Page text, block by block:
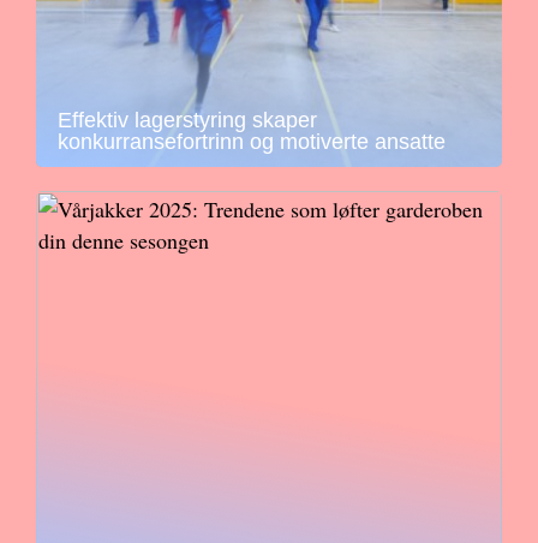
Effektiv lagerstyring skaper
konkurransefortrinn og motiverte ansatte